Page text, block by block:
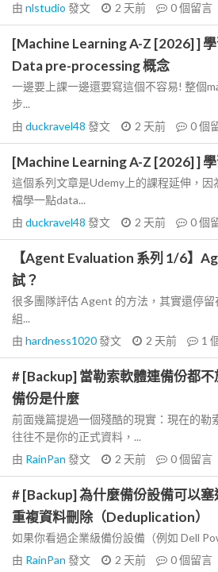
由 nlstudio 發文 2 天前 0個留言
[Machine Learning A-Z [2026] ]
Data pre-processing 概念
一邊要上課一邊還要寫這個不容易! 整個
步...
由 duckravel48 發文 2 天前 0個
[Machine Learning A-Z [2026] ]
這個系列文章是Udemy上的課程延伸，因
檔學一點data...
由 duckravel48 發文 2 天前 0個
【Agent Evaluation 系列 1/6】
試？
很多團隊評估 Agent 的方法，其實還停
組...
由 hardness1020發文 2 天前 1
# [Backup] 當勒索軟體連備份都
備份是什麼
前面幾篇提過一個殘酷的現實：現在的勒
往往不是你的正式資料，...
由 RainPan 發文 2 天前 0個留言
# [Backup] 為什麼備份設備可以
重複資料刪除（Deduplication）
如果你看過企業級備份設備（例如 Dell
由 RainPan 發文 2 天前 0個留言